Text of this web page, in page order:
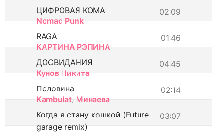
02:09
ЦИФРОВАЯ КОМА
Nomad Punk
01:46
RAGA
КАРТИНА РЭПИНА
04:45
ДОСВИДАНИЯ
Кунов Никита
02:14
Половина
Kambulat, Минаева
03:07
Когда я стану кошкой (Future
garage remix)